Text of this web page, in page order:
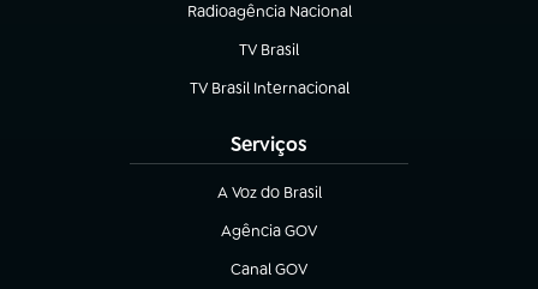
Radioagência Nacional
(abre em nova aba)
TV Brasil
(abre em nova aba)
TV Brasil Internacional
(abre em nova aba)
Serviços
A Voz do Brasil
(abre em nova aba)
Agência GOV
(abre em nova aba)
Canal GOV
(abre em nova aba)